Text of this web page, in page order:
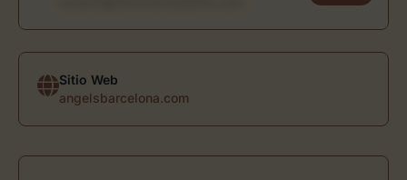
Sitio Web
angelsbarcelona.com